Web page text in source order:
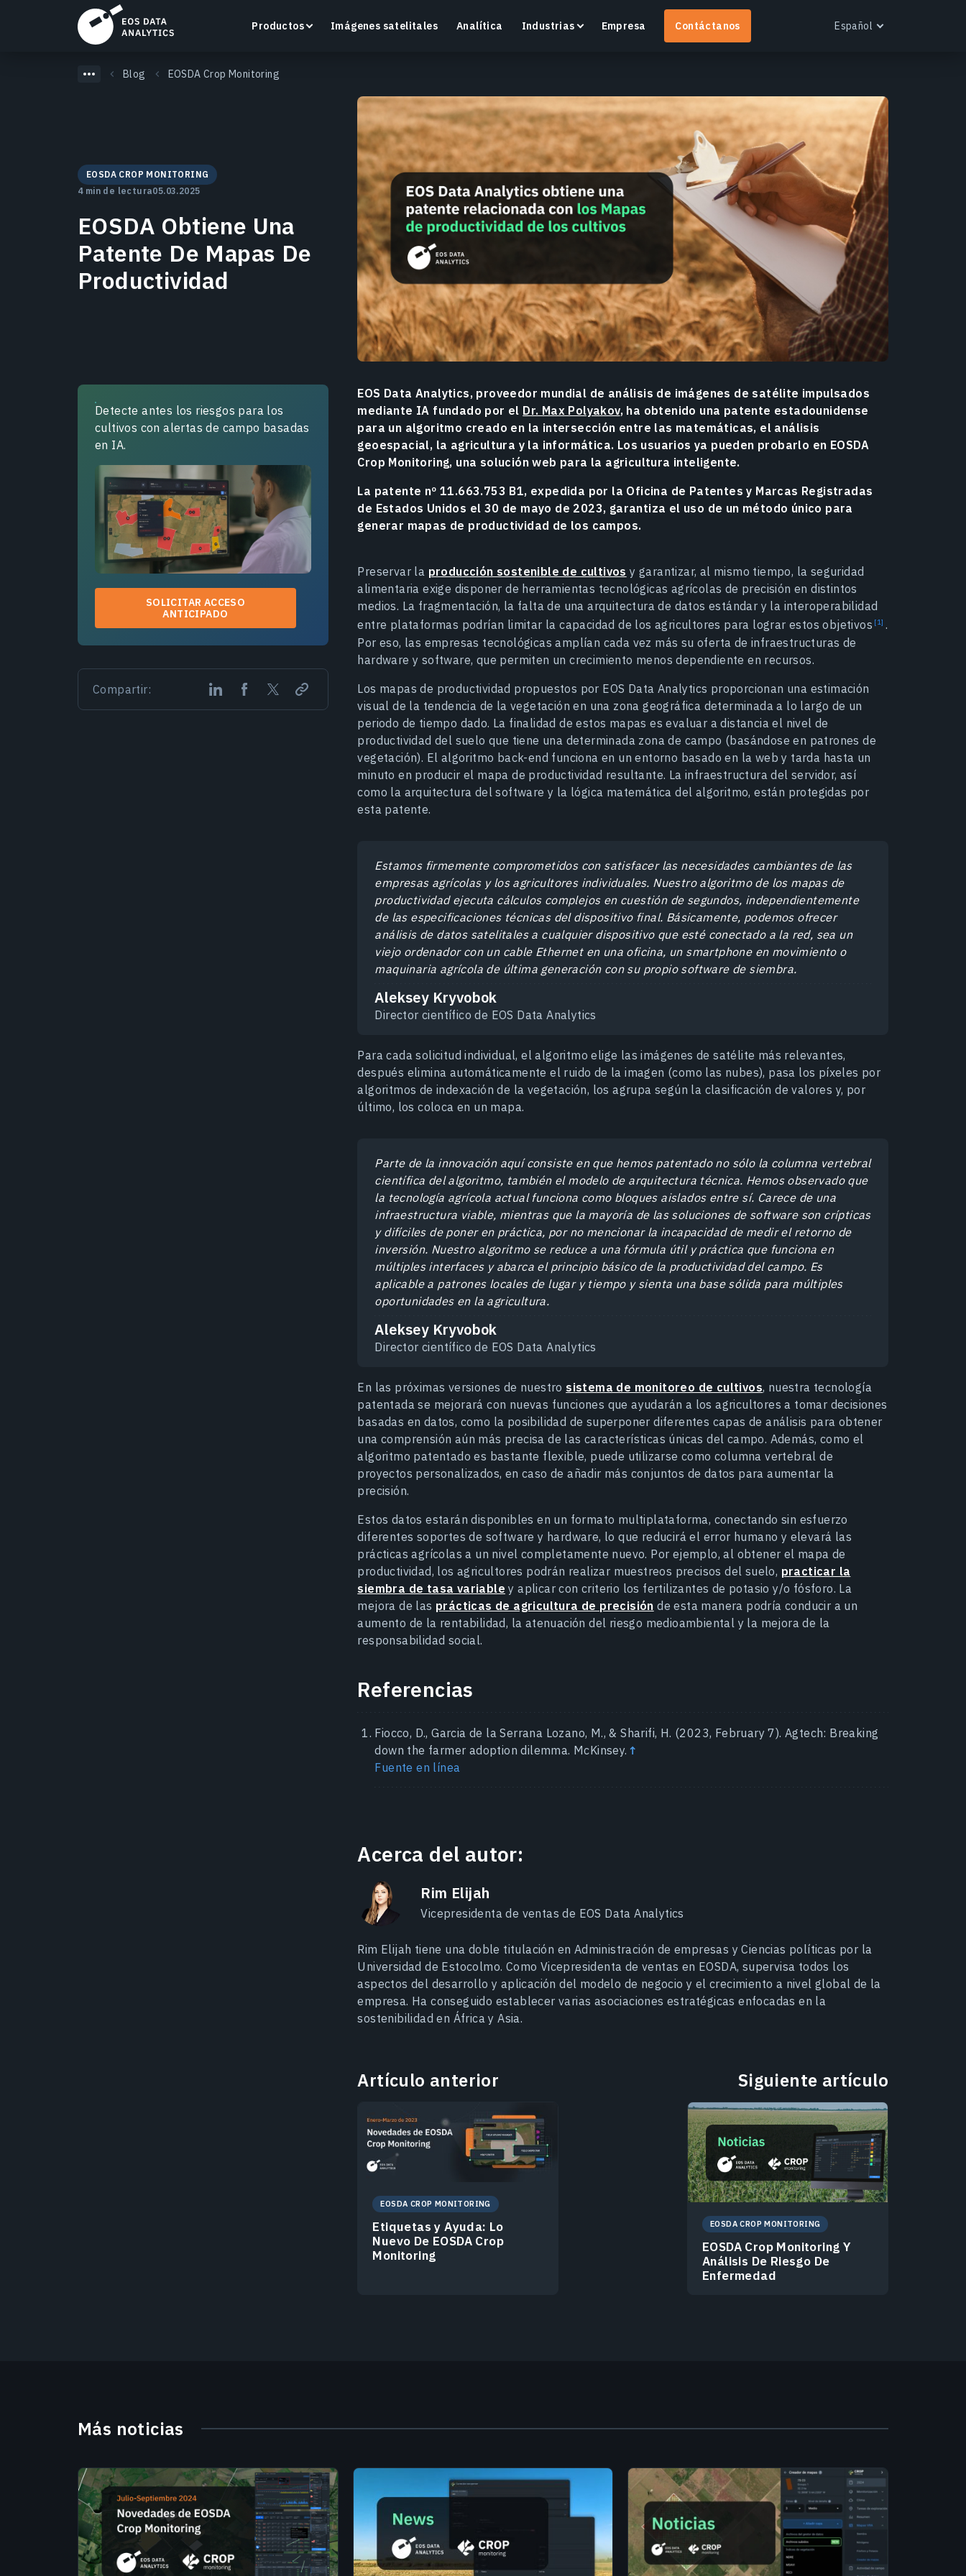
Productos
Busca, visualiza y analiza imágenes satelitales
directamente en tu navegador.
Más información
Crop Monitoring
Supervisa la salud de los cultivos y las condiciones
del campo con una plataforma inteligente de
agricultura de precisión.
Más información
EOS RayVision
Obtén informes analíticos personalizados con
visualización avanzada para cualquier industria.
Más información
Imágenes satelitales Analítica Industrias Empresa Contáctanos Español
Português
Français
Українська
Русский
Blog EOSDA Crop Monitoring
EOSDA CROP MONITORING
4 min de lectura05.03.2025
EOSDA Obtiene Una
Patente De Mapas De
Productividad
Detecte antes los riesgos para los
cultivos con alertas de campo basadas
en IA.
SOLICITAR ACCESO
ANTICIPADO
Compartir:
EOS Data Analytics, proveedor mundial de análisis de imágenes de satélite impulsados
mediante IA fundado por el Dr. Max Polyakov, ha obtenido una patente estadounidense
para un algoritmo creado en la intersección entre las matemáticas, el análisis
geoespacial, la agricultura y la informática. Los usuarios ya pueden probarlo en EOSDA
Crop Monitoring, una solución web para la agricultura inteligente.
La patente nº 11.663.753 B1, expedida por la Oficina de Patentes y Marcas Registradas
de Estados Unidos el 30 de mayo de 2023, garantiza el uso de un método único para
generar mapas de productividad de los campos.
Preservar la producción sostenible de cultivos y garantizar, al mismo tiempo, la seguridad
alimentaria exige disponer de herramientas tecnológicas agrícolas de precisión en distintos
medios. La fragmentación, la falta de una arquitectura de datos estándar y la interoperabilidad
entre plataformas podrían limitar la capacidad de los agricultores para lograr estos objetivos
.
Por eso, las empresas tecnológicas amplían cada vez más su oferta de infraestructuras de
hardware y software, que permiten un crecimiento menos dependiente en recursos.
Los mapas de productividad propuestos por EOS Data Analytics proporcionan una estimación
visual de la tendencia de la vegetación en una zona geográfica determinada a lo largo de un
periodo de tiempo dado. La finalidad de estos mapas es evaluar a distancia el nivel de
productividad del suelo que tiene una determinada zona de campo (basándose en patrones de
vegetación). El algoritmo back-end funciona en un entorno basado en la web y tarda hasta un
minuto en producir el mapa de productividad resultante. La infraestructura del servidor, así
como la arquitectura del software y la lógica matemática del algoritmo, están protegidas por
esta patente.
Estamos firmemente comprometidos con satisfacer las necesidades cambiantes de las
empresas agrícolas y los agricultores individuales. Nuestro algoritmo de los mapas de
productividad ejecuta cálculos complejos en cuestión de segundos, independientemente
de las especificaciones técnicas del dispositivo final. Básicamente, podemos ofrecer
análisis de datos satelitales a cualquier dispositivo que esté conectado a la red, sea un
viejo ordenador con un cable Ethernet en una oficina, un smartphone en movimiento o
maquinaria agrícola de última generación con su propio software de siembra.
Aleksey Kryvobok
Director científico de EOS Data Analytics
Para cada solicitud individual, el algoritmo elige las imágenes de satélite más relevantes,
después elimina automáticamente el ruido de la imagen (como las nubes), pasa los píxeles por
algoritmos de indexación de la vegetación, los agrupa según la clasificación de valores y, por
último, los coloca en un mapa.
Parte de la innovación aquí consiste en que hemos patentado no sólo la columna vertebral
científica del algoritmo, también el modelo de arquitectura técnica. Hemos observado que
la tecnología agrícola actual funciona como bloques aislados entre sí. Carece de una
infraestructura viable, mientras que la mayoría de las soluciones de software son crípticas
y difíciles de poner en práctica, por no mencionar la incapacidad de medir el retorno de
inversión. Nuestro algoritmo se reduce a una fórmula útil y práctica que funciona en
múltiples interfaces y abarca el principio básico de la productividad del campo. Es
aplicable a patrones locales de lugar y tiempo y sienta una base sólida para múltiples
oportunidades en la agricultura.
Aleksey Kryvobok
Director científico de EOS Data Analytics
En las próximas versiones de nuestro sistema de monitoreo de cultivos, nuestra tecnología
patentada se mejorará con nuevas funciones que ayudarán a los agricultores a tomar decisiones
basadas en datos, como la posibilidad de superponer diferentes capas de análisis para obtener
una comprensión aún más precisa de las características únicas del campo. Además, como el
algoritmo patentado es bastante flexible, puede utilizarse como columna vertebral de
proyectos personalizados, en caso de añadir más conjuntos de datos para aumentar la
precisión.
Estos datos estarán disponibles en un formato multiplataforma, conectando sin esfuerzo
diferentes soportes de software y hardware, lo que reducirá el error humano y elevará las
prácticas agrícolas a un nivel completamente nuevo. Por ejemplo, al obtener el mapa de
productividad, los agricultores podrán realizar muestreos precisos del suelo, practicar la
siembra de tasa variable y aplicar con criterio los fertilizantes de potasio y/o fósforo. La
mejora de las prácticas de agricultura de precisión de esta manera podría conducir a un
aumento de la rentabilidad, la atenuación del riesgo medioambiental y la mejora de la
responsabilidad social.
Referencias
Fiocco, D., Garcia de la Serrana Lozano, M., & Sharifi, H. (2023, February 7). Agtech: Breaking
down the farmer adoption dilemma. McKinsey. ↑
Fuente en línea
Acerca del autor:
Rim Elijah
Vicepresidenta de ventas de EOS Data Analytics
Rim Elijah tiene una doble titulación en Administración de empresas y Ciencias políticas por la
Universidad de Estocolmo. Como Vicepresidenta de ventas en EOSDA, supervisa todos los
aspectos del desarrollo y aplicación del modelo de negocio y el crecimiento a nivel global de la
empresa. Ha conseguido establecer varias asociaciones estratégicas enfocadas en la
sostenibilidad en África y Asia.
Artículo anterior
EOSDA CROP MONITORING
Etiquetas y Ayuda: Lo
Nuevo De EOSDA Crop
Monitoring
Siguiente artículo
EOSDA CROP MONITORING
EOSDA Crop Monitoring Y
Análisis De Riesgo De
Enfermedad
Más noticias